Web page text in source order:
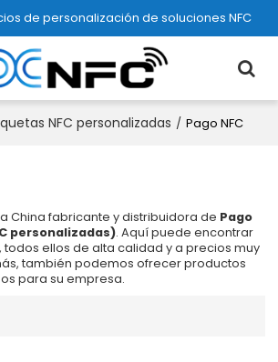
de personalización de soluciones NFC
NFC personalizadas / Pago NFC
China fabricante y distribuidora de Pago
personalizadas). Aquí puede encontrar
ellos de alta calidad y a precios muy
también podemos ofrecer productos
para su empresa.